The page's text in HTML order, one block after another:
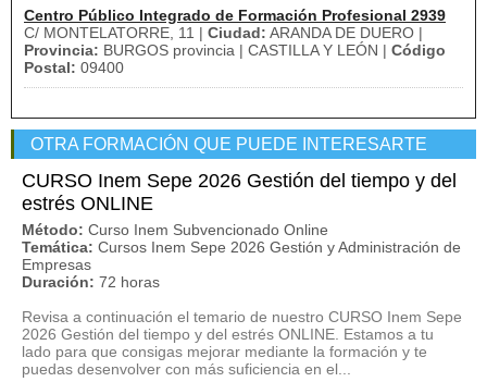
Centro Público Integrado de Formación Profesional 2939
C/ MONTELATORRE, 11 | Ciudad: ARANDA DE DUERO |
Provincia: BURGOS provincia | CASTILLA Y LEÓN | Código
Postal: 09400
OTRA FORMACIÓN QUE PUEDE INTERESARTE
CURSO Inem Sepe 2026 Gestión del tiempo y del
estrés ONLINE
Método: Curso Inem Subvencionado Online
Temática: Cursos Inem Sepe 2026 Gestión y Administración de
Empresas
Duración: 72 horas
Revisa a continuación el temario de nuestro CURSO Inem Sepe
2026 Gestión del tiempo y del estrés ONLINE. Estamos a tu
lado para que consigas mejorar mediante la formación y te
puedas desenvolver con más suficiencia en el...